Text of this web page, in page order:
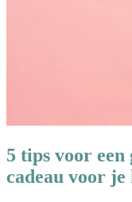
5 tips voor
cadeau voor je